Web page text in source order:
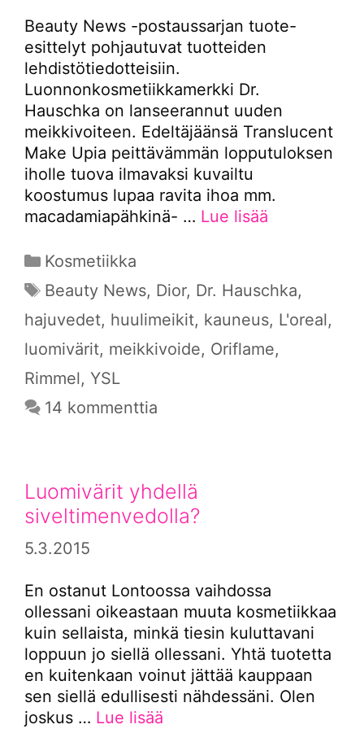
Beauty News -postaussarjan tuote-
esittelyt pohjautuvat tuotteiden
lehdistötiedotteisiin.
Luonnonkosmetiikkamerkki Dr.
Hauschka on lanseerannut uuden
meikkivoiteen. Edeltäjäänsä Translucent
Make Upia peittävämmän lopputuloksen
iholle tuova ilmavaksi kuvailtu
koostumus lupaa ravita ihoa mm.
macadamiapähkinä- … Lue lisää
Kategoriat
Kosmetiikka
Avainsanat
Beauty News, Dior, Dr. Hauschka,
hajuvedet, huulimeikit, kauneus, L'oreal,
luomivärit, meikkivoide, Oriflame,
Rimmel, YSL
14 kommenttia
Luomivärit yhdellä
siveltimenvedolla?
5.3.2015
En ostanut Lontoossa vaihdossa
ollessani oikeastaan muuta kosmetiikkaa
kuin sellaista, minkä tiesin kuluttavani
loppuun jo siellä ollessani. Yhtä tuotetta
en kuitenkaan voinut jättää kauppaan
sen siellä edullisesti nähdessäni. Olen
joskus … Lue lisää